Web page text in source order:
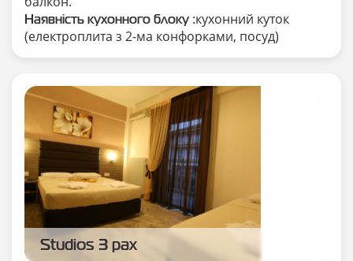
Наявність кухонного блоку :кухонний куток
(електроплита з 2-ма конфорками, посуд)
Studios 3 pax